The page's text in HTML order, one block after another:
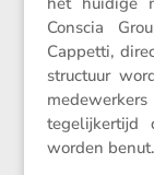
Conscia
Cappetti,
struc­tuur
tegelij­ker­tijd
worden benut.